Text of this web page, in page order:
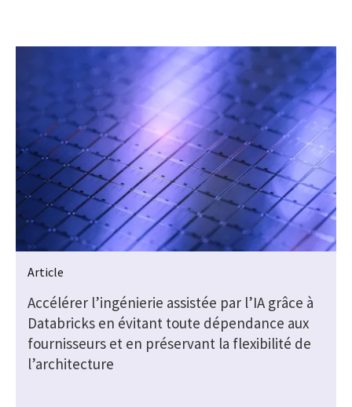
Article
Accélérer l’ingénierie assistée par l’IA grâce à
Databricks en évitant toute dépendance aux
fournisseurs et en préservant la flexibilité de
l’architecture